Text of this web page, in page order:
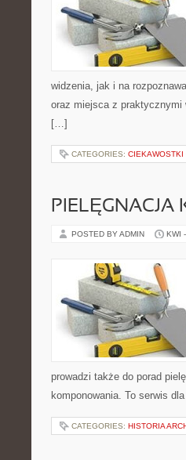
widzenia, jak i na
oraz miejsca z praktycznymi
[…]
CATEGORIES: CIEKAWOSTKI
PIELĘGNACJA
POSTED BY ADMIN KWI
prowadzi także do porad
komponowania. To serwis
CATEGORIES: HISTORIA